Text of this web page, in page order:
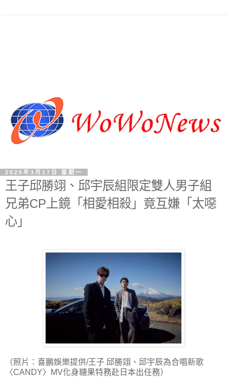
2025年3月17日 星期一
王子邱勝翊、邱宇辰組限定雙人男子組
兄弟CP上鏡「相愛相殺」竟互嫌「太噁
心」
（照片：喜鵬娛樂提供/王子 邱勝翊、邱宇辰為合唱新歌
〈CANDY〉MV化身糖果特務赴日本出任務）